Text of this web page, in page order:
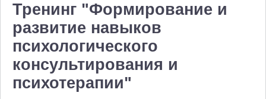
Тренинг "Формирование и
развитие навыков
психологического
консультирования и
психотерапии"